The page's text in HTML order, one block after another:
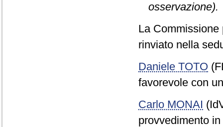
osservazione).
La
rinviato nella
Daniele TOTO
favorevole con
Carlo MONAI
provvedimento